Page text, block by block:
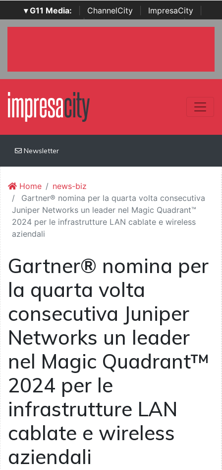
▾ G11 Media: ChannelCity ImpresaCity
SecurityOpenLab | Italian Channel Awards | Italian
Newsletter
Home
news-biz
Gartner® nomina per la quarta volta consecutiva
Juniper Networks un leader nel Magic Quadrant™
2024 per le infrastrutture LAN cablate e wireless
aziendali
Gartner® nomina per
la quarta volta
consecutiva Juniper
Networks un leader
nel Magic Quadrant™
2024 per le
infrastrutture LAN
cablate e wireless
aziendali